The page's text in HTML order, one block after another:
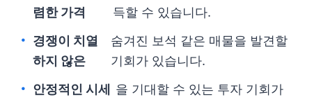
렴한 가격
득할 수 있습니다.
경쟁이 치열
하지 않은
숨겨진 보석 같은 매물을 발견할
기회가 있습니다.
안정적인 시세
을 기대할 수 있는 투자 기회가